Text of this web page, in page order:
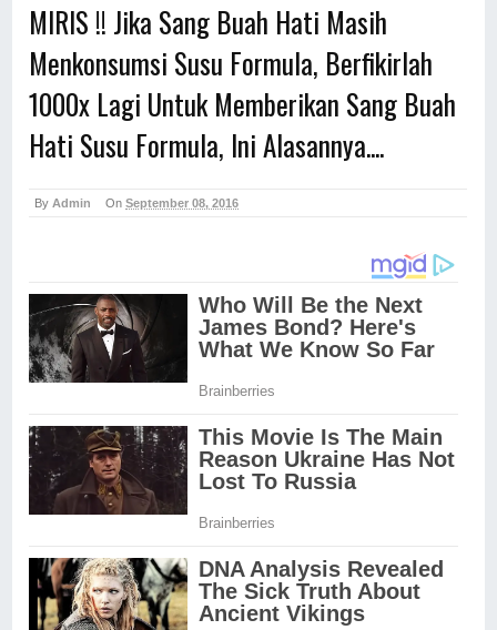
MIRIS !! Jika Sang Buah Hati Masih
Menkonsumsi Susu Formula, Berfikirlah
1000x Lagi Untuk Memberikan Sang Buah
Hati Susu Formula, Ini Alasannya....
By Admin OnSeptember 08, 2016